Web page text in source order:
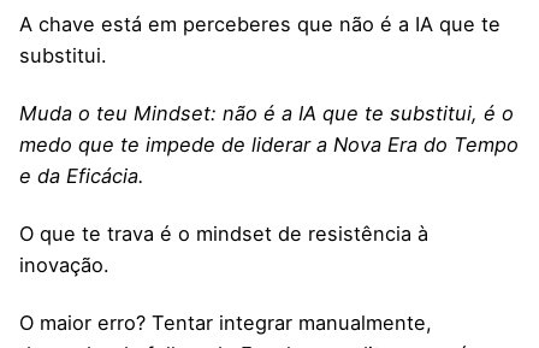
A chave está em perceberes que não é a IA que te
substitui.
Muda o teu Mindset: não é a IA que te substitui, é o
medo que te impede de liderar a Nova Era do Tempo
e da Eficácia.
O que te trava é o mindset de resistência à
inovação.
O maior erro? Tentar integrar manualmente,